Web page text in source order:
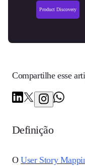
Product Discovery
Compartilhe esse
Definição
OUser Story